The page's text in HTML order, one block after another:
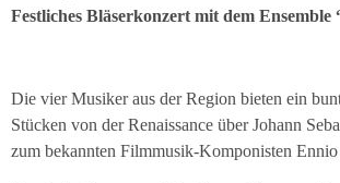
Festliches Bläserkonzert mit dem Ensemble
Die vier Musiker aus der Region bieten ein
Stücken von der Renaissance über Johann
zum bekannten Filmmusik-Komponisten